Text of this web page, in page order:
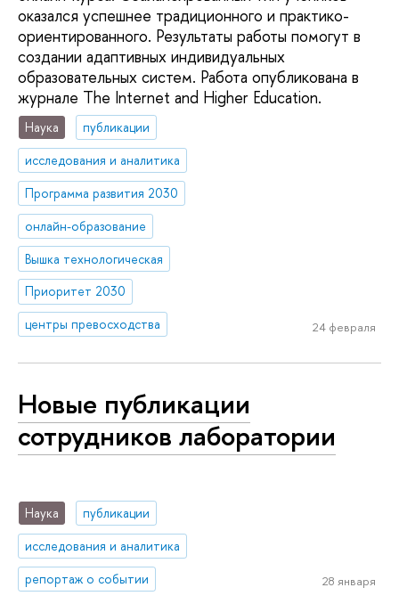
оказался успешнее традиционного и практико-
ориентированного. Результаты работы помогут в
создании адаптивных индивидуальных
образовательных систем. Работа опубликована в
журнале The Internet and Higher Education.
Наука
публикации
исследования и аналитика
Программа развития 2030
онлайн-образование
Вышка технологическая
Приоритет 2030
центры превосходства
24 февраля
Новые публикации
сотрудников лаборатории
Наука
публикации
исследования и аналитика
репортаж о событии
28 января